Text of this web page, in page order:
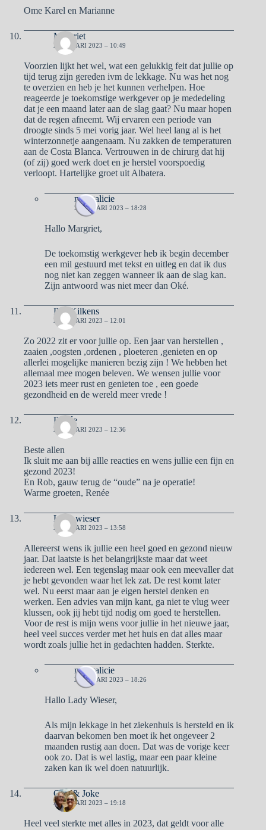
Ome Karel en Marianne
Margriet
2 JANUARI 2023 – 10:49
Voorzien lijkt het wel, wat een gelukkig feit dat jullie op
tijd terug zijn gereden ivm de lekkage. Nu was het nog
te overzien en heb je het kunnen verhelpen. Hoe
reageerde je toekomstige werkgever op je mededeling
dat je een maand later aan de slag gaat? Nu maar hopen
dat de regen afneemt. Wij ervaren een periode van
droogte sinds 5 mei vorig jaar. Wel heel lang al is het
winterzonnetje aangenaam. Nu zakken de temperaturen
aan de Costa Blanca. Vertrouwen in de chirurg dat hij
(of zij) goed werk doet en je herstel voorspoedig
verloopt. Hartelijke groet uit Albatera.
naargalicie
2 JANUARI 2023 – 18:28
Hallo Margriet,
De toekomstig werkgever heb ik begin december
een mil gestuurd met tekst en uitleg en dat ik dus
nog niet kan zeggen wanneer ik aan de slag kan.
Zijn antwoord was niet meer dan Oké.
Piet Kilkens
2 JANUARI 2023 – 12:01
Zo 2022 zit er voor jullie op. Een jaar van herstellen ,
zaaien ,oogsten ,ordenen , ploeteren ,genieten en op
allerlei mogelijke manieren bezig zijn ! We hebben het
allemaal mee mogen beleven. We wensen jullie voor
2023 iets meer rust en genieten toe , een goede
gezondheid en de wereld meer vrede !
Renée
2 JANUARI 2023 – 12:36
Beste allen
Ik sluit me aan bij allle reacties en wens jullie een fijn en
gezond 2023!
En Rob, gauw terug de “oude” na je operatie!
Warme groeten, Renée
Lady wieser
2 JANUARI 2023 – 13:58
Allereerst wens ik jullie een heel goed en gezond nieuw
jaar. Dat laatste is het belangrijkste maar dat weet
iedereen wel. Een tegenslag maar ook een meevaller dat
je hebt gevonden waar het lek zat. De rest komt later
wel. Nu eerst maar aan je eigen herstel denken en
werken. Een advies van mijn kant, ga niet te vlug weer
klussen, ook jij hebt tijd nodig om goed te herstellen.
Voor de rest is mijn wens voor jullie in het nieuwe jaar,
heel veel succes verder met het huis en dat alles maar
wordt zoals jullie het in gedachten hadden. Sterkte.
naargalicie
2 JANUARI 2023 – 18:26
Hallo Lady Wieser,
Als mijn lekkage in het ziekenhuis is hersteld en ik
daarvan bekomen ben moet ik het ongeveer 2
maanden rustig aan doen. Dat was de vorige keer
ook zo. Dat is wel lastig, maar een paar kleine
zaken kan ik wel doen natuurlijk.
Otto & Joke
3 JANUARI 2023 – 19:18
Heel veel sterkte met alles in 2023, dat geldt voor alle